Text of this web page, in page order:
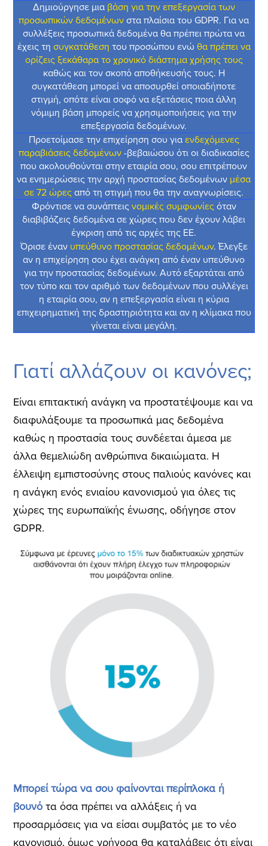
Δημιούργησε μιαβάση για την επεξεργασία των
προσωπικών δεδομένων στα πλαίσια του GDPR. Για να
συλλέξεις προσωπικά δεδομένα θα πρέπειπρώτα να
έχεις τη συγκατάθεση του προσώπου ενώ θα πρέπει να
ορίζεις ξεκάθαρα το χρονικό διάστημα χρήσης τους
καθώς και τον σκοπό αποθήκευσής τους. Η
συγκατάθεση μπορεί να αποσυρθεί οποιαδήποτε
στιγμή, οπότε είναι σοφό να εξετάσεις ποια άλλη
νόμιμη βάση μπορείς να χρησιμοποιήσεις για την
επεξεργασία δεδομένων.
Προετοίμασε την επιχείρηση σου για ενδεχόμενες
παραβιάσεις δεδομένων-βεβαιώσου ότι οι διαδικασίες
που ακολουθούνται στην εταιρία σου, σου επιτρέπουν
να ενημερώσεις την αρχή προστασίας δεδομένων μέσα
σε 72 ώρες από τη στιγμή που θα την αναγνωρίσεις.
Φρόντισε να συνάπτεις νομικές συμφωνίεςόταν
διαβιβάζεις δεδομένα σε χώρες που δεν έχουν λάβει
έγκριση από τις αρχές της ΕΕ.
Όρισε έναν υπεύθυνο προστασίας δεδομένων. Έλεγξε
αν η επιχείρηση σου έχει ανάγκη από έναν υπεύθυνο
για την προστασίας δεδομένων. Αυτό εξαρτάται από
τον τύπο και τον αριθμό των δεδομένων που συλλέγει
η εταιρία σου, αν η επεξεργασία είναι η κύρια
επιχειρηματική της δραστηριότητα και αν η κλίμακα που
γίνεται είναι μεγάλη.
Γιατί αλλάζουν οι κανόνες;
Είναι επιτακτική ανάγκη να προστατέψουμε και να
διαφυλάξουμε τα προσωπικά μας δεδομένα
καθώς η προστασία τους συνδέεται άμεσα με
άλλα θεμελιώδη ανθρώπινα δικαιώματα. Η
έλλειψη εμπιστοσύνης στους παλιούς κανόνες και
η ανάγκη ενός ενιαίου κανονισμού για όλες τις
χώρες της ευρωπαϊκής ένωσης, οδήγησε στον
GDPR.
Μπορεί τώρα να σου φαίνονται περίπλοκα ή
βουνό τα όσα πρέπει να αλλάξεις ή να
προσαρμόσεις για να είσαι συμβατός με το νέο
κανονισμό, όμως γρήγορα θα καταλάβεις ότι είναι